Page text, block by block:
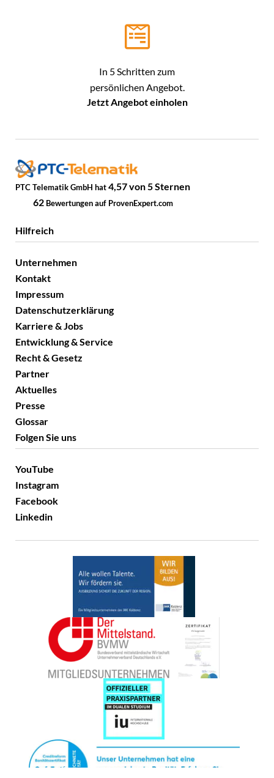
In 5 Schritten zum
persönlichen Angebot.
Jetzt Angebot einholen
PTC Telematik GmbH hat4,57von5Sternen
62Bewertungen auf ProvenExpert.com
Hilfreich
Unternehmen
Kontakt
Impressum
Datenschutzerklärung
Karriere & Jobs
Entwicklung & Service
Recht & Gesetz
Partner
Aktuelles
Presse
Glossar
Folgen Sie uns
YouTube
Instagram
Facebook
Linkedin